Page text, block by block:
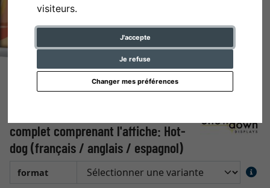
visiteurs.
J'accepte
Je refuse
Changer mes préférences
complet comprenant l'affiche: Hot-
dog (français / anglais / espagnol)
format